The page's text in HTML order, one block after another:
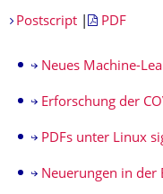
Postscript| PDF
Neues Machine-
Erforschung der
PDFs unter Linux
Neuerungen in der